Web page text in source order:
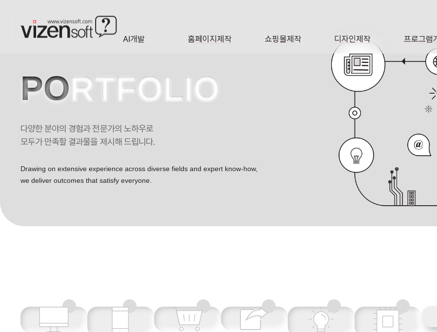
AI개발 홈페이지제작 쇼핑몰제작 디자인제작
DESIGN
프로그램
PORTFOLIO
다양한 분야의 경험과 전문가의 노하우로
모두가 만족할 결과물을 제시해 드립니다.
Drawing on extensive experience across diverse fields and expert know-how,
we deliver outcomes that satisfy everyone.